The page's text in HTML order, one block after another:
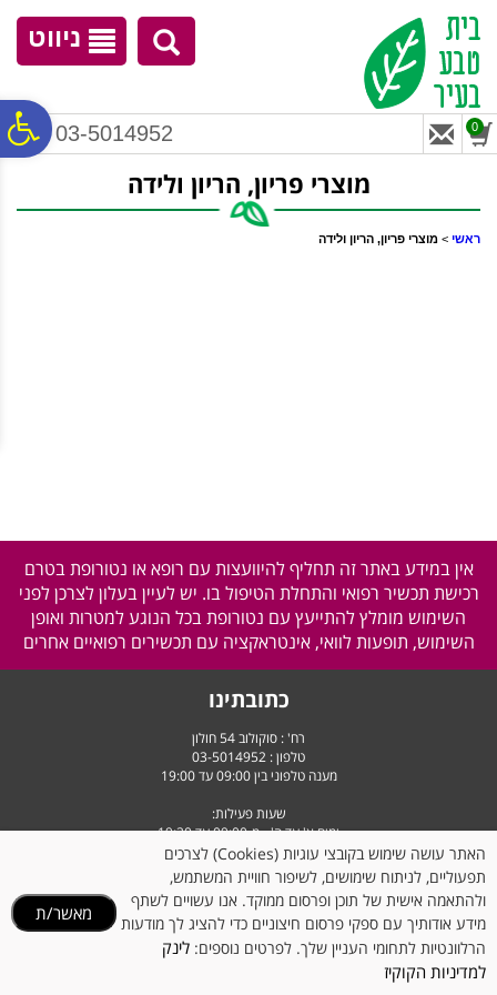
נגישות
ניווט
03-5014952 0
מוצרי פריון, הריון ולידה
ראשי > מוצרי פריון, הריון ולידה
אין במידע באתר זה תחליף להיוועצות עם רופא או נטורופת בטרם
רכישת תכשיר רפואי והתחלת הטיפול בו. יש לעיין בעלון לצרכן לפני
השימוש מומלץ להתייעץ עם נטורופת בכל הנוגע למטרות ואופן
השימוש, תופעות לוואי, אינטראקציה עם תכשירים רפואיים אחרים
כתובתינו
רח' : סוקולוב 54 חולון
טלפון : 03-5014952
מענה טלפוני בין 09:00 עד 19:00
שעות פעילות:
ימים א' עד ה' - מ-09:00 עד 19:30
יום ו' וערבי חג - מ-9:00 עד 14:30
האתר עושה שימוש בקובצי עוגיות (Cookies) לצרכים
תפעוליים, לניתוח שימושים, לשיפור חוויית המשתמש,
ולהתאמה אישית של תוכן ופרסום ממוקד. אנו עשויים לשתף
מידע אודותיך עם ספקי פרסום חיצוניים כדי להציג לך מודעות
הרלוונטיות לתחומי העניין שלך. לפרטים נוספים: לינק
למדיניות הקוקיז
מאשר/ת